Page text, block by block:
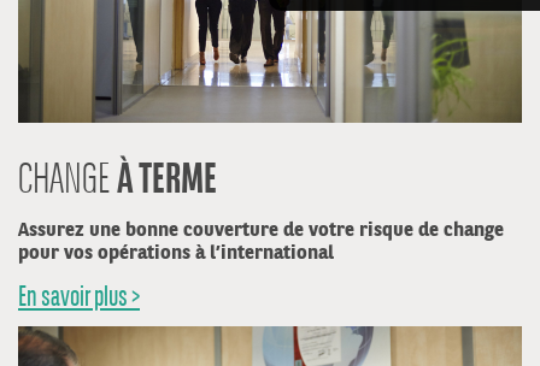
CHANGEÀ TERME
Assurez une bonne couverture de votre risque de change
pour vos opérations à l’international
En savoir plus >